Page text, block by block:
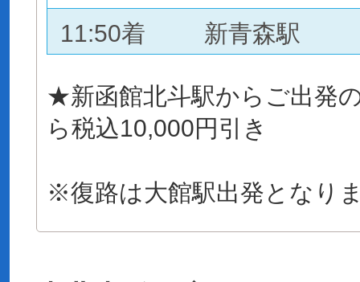
11:50着 新青森駅
★新函館北斗駅からご出発
ら税込10,000円引き
※復路は大館駅出発となり